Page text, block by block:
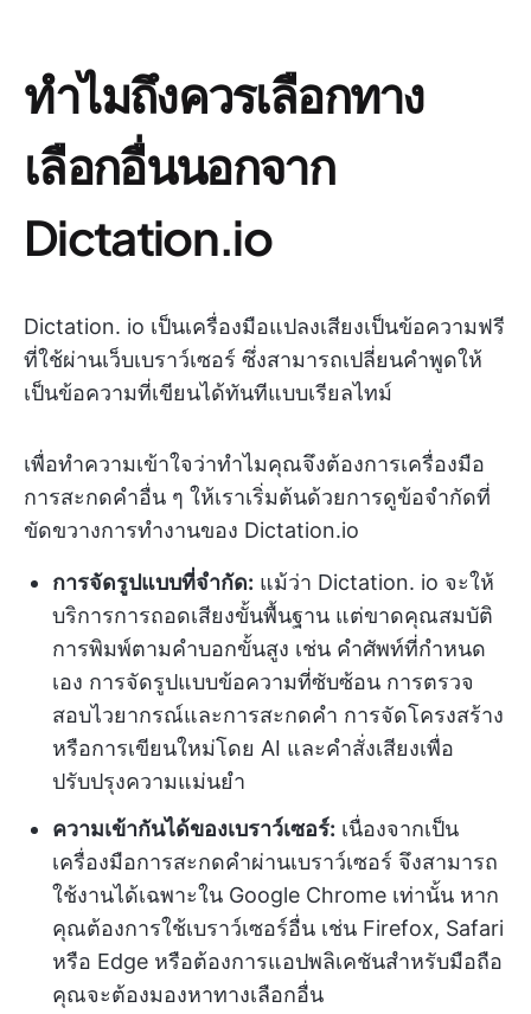
ทำไมถึงควรเลือกทาง
เลือกอื่นนอกจาก
Dictation.io
Dictation. io เป็นเครื่องมือแปลงเสียงเป็นข้อความฟรี
ที่ใช้ผ่านเว็บเบราว์เซอร์ ซึ่งสามารถเปลี่ยนคำพูดให้
เป็นข้อความที่เขียนได้ทันทีแบบเรียลไทม์
เพื่อทำความเข้าใจว่าทำไมคุณจึงต้องการเครื่องมือ
การสะกดคำอื่น ๆ ให้เราเริ่มต้นด้วยการดูข้อจำกัดที่
ขัดขวางการทำงานของ Dictation.io
การจัดรูปแบบที่จำกัด: แม้ว่า Dictation. io จะให้
บริการการถอดเสียงขั้นพื้นฐาน แต่ขาดคุณสมบัติ
การพิมพ์ตามคำบอกขั้นสูง เช่น คำศัพท์ที่กำหนด
เอง การจัดรูปแบบข้อความที่ซับซ้อน การตรวจ
สอบไวยากรณ์และการสะกดคำ การจัดโครงสร้าง
หรือการเขียนใหม่โดย AI และคำสั่งเสียงเพื่อ
ปรับปรุงความแม่นยำ
ความเข้ากันได้ของเบราว์เซอร์: เนื่องจากเป็น
เครื่องมือการสะกดคำผ่านเบราว์เซอร์ จึงสามารถ
ใช้งานได้เฉพาะใน Google Chrome เท่านั้น หาก
คุณต้องการใช้เบราว์เซอร์อื่น เช่น Firefox, Safari
หรือ Edge หรือต้องการแอปพลิเคชันสำหรับมือถือ
คุณจะต้องมองหาทางเลือกอื่น